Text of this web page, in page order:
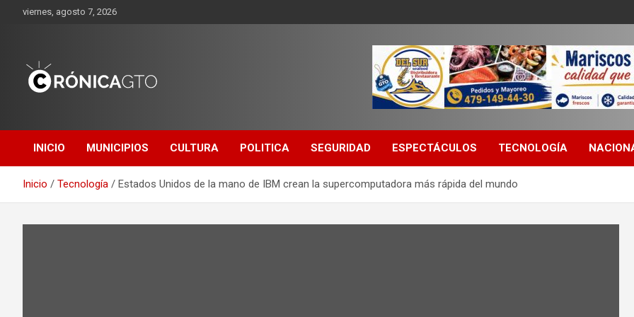
viernes, agosto 7, 2026
GUANAJUATO
INICIO MUNICIPIOS CULTURA POLITICA SEGURIDAD ESPECTÁCULOS TECNOLOGÍA
Inicio Tecnología Estados Unidos de la mano de IBM crean la supercomputadora más rápida del mundo